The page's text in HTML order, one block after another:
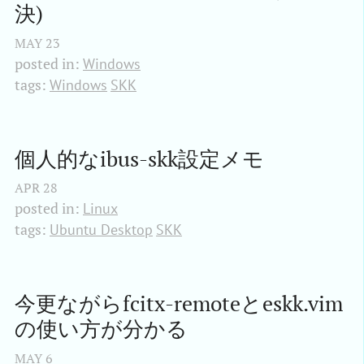
決)
MAY 23
posted in: Windows
tags: Windows SKK
個人的なibus-skk設定メモ
APR 28
posted in: Linux
tags: Ubuntu Desktop SKK
今更ながらfcitx-remoteとeskk.vim
の使い方が分かる
MAY 6